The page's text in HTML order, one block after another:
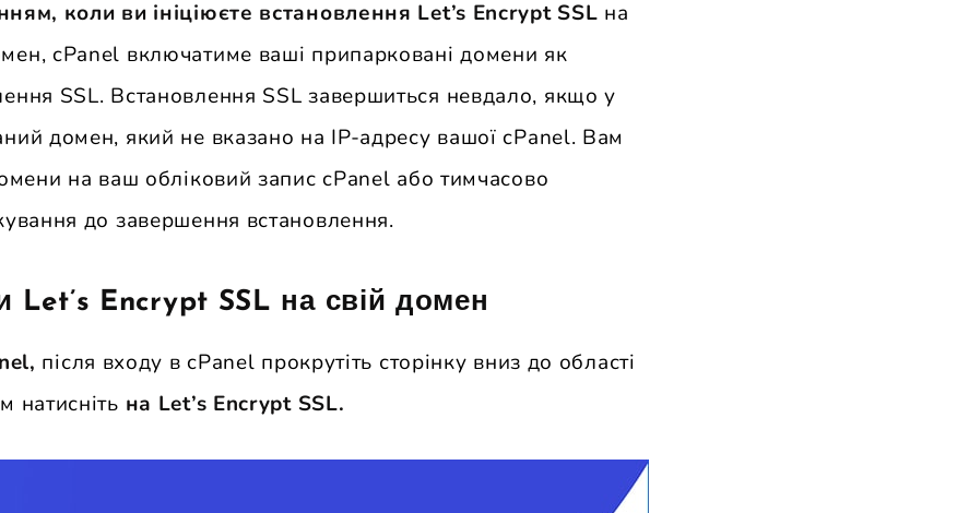
коли ви ініціюєте встановлення Let’s Encrypt SSL на
cPanel включатиме ваші припарковані домени як
SSL. Встановлення SSL завершиться невдало, якщо у
домен, який не вказано на IP-адресу вашої cPanel. Вам
на ваш обліковий запис cPanel або тимчасово
до завершення встановлення.
Let’s Encrypt SSL на свій домен
після входу в cPanel прокрутіть сторінку вниз до області
натисніть на Let’s Encrypt SSL.